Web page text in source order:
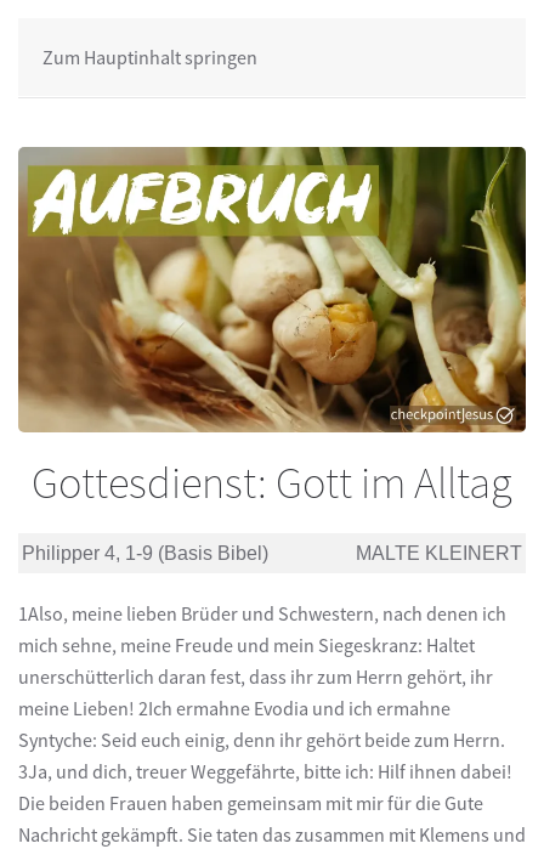
Zum Hauptinhalt springen
Gottesdienst: Gott im Alltag
Philipper 4, 1-9 (Basis Bibel) MALTE KLEINERT
1Also, meine lieben Brüder und Schwestern, nach denen ich
mich sehne, meine Freude und mein Siegeskranz: Haltet
unerschütterlich daran fest, dass ihr zum Herrn gehört, ihr
meine Lieben! 2Ich ermahne Evodia und ich ermahne
Syntyche: Seid euch einig, denn ihr gehört beide zum Herrn.
3Ja, und dich, treuer Weggefährte, bitte ich: Hilf ihnen dabei!
Die beiden Frauen haben gemeinsam mit mir für die Gute
Nachricht gekämpft. Sie taten das zusammen mit Klemens und